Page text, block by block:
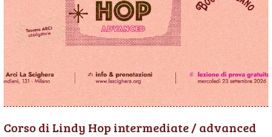
Corso di Lindy Hop intermediate / advanced